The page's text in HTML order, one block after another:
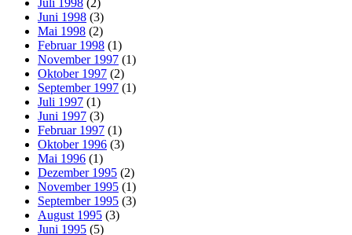
Juli 1998 (2)
Juni 1998 (3)
Mai 1998 (2)
Februar 1998 (1)
November 1997 (1)
Oktober 1997 (2)
September 1997 (1)
Juli 1997 (1)
Juni 1997 (3)
Februar 1997 (1)
Oktober 1996 (3)
Mai 1996 (1)
Dezember 1995 (2)
November 1995 (1)
September 1995 (3)
August 1995 (3)
Juni 1995 (5)